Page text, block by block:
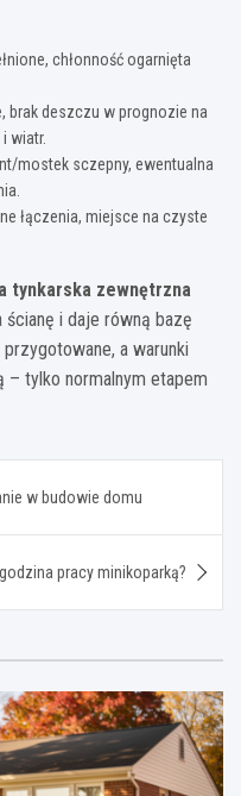
chłonność ogarnięta
brak deszczu w prognozie na
wiatr.
mostek sczepny, ewentualna
łączenia, miejsce na czyste
tynkarska zewnętrzna
i daje równą bazę
a warunki
– tylko normalnym etapem
w budowie domu
pracy minikoparką?